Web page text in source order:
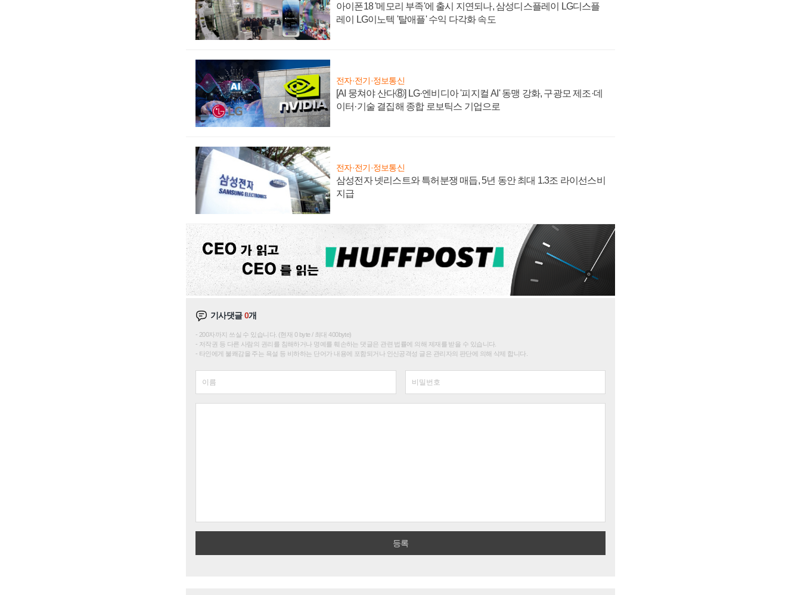
아이폰18 '메모리 부족'에 출시 지연되나, 삼성디스플레이 LG디스플
레이 LG이노텍 '탈애플' 수익 다각화 속도
전자·전기·정보통신
[AI 뭉쳐야 산다⑧] LG·엔비디아 '피지컬 AI' 동맹 강화, 구광모 제조·데
이터·기술 결집해 종합 로보틱스 기업으로
전자·전기·정보통신
삼성전자 넷리스트와 특허분쟁 매듭, 5년 동안 최대 1.3조 라이선스비
지급
기사댓글0개
200자까지 쓰실 수 있습니다. (현재 0 byte / 최대 400byte)
저작권 등 다른 사람의 권리를 침해하거나 명예를 훼손하는 댓글은 관련 법률에 의해 제재를 받을 수 있습니다.
타인에게 불쾌감을 주는 욕설 등 비하하는 단어가 내용에 포함되거나 인신공격성 글은 관리자의 판단에 의해 삭제 합니다.